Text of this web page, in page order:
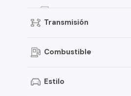
Qashqai
Kicks
March
Transmisión
Combustible
Estilo